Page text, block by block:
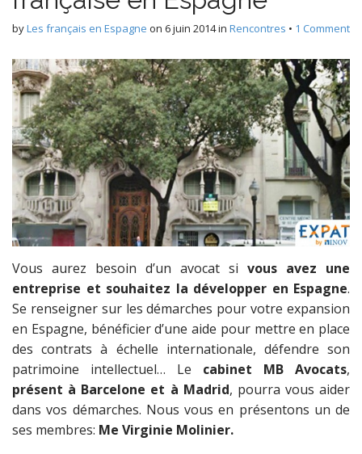
byLes français en Espagne on 6 juin 2014in Rencontres • 1 Comment
Vous aurez besoin d’un avocat si vous avez une
entreprise et souhaitez la développer en Espagne.
Se renseigner sur les démarches pour votre expansion
en Espagne, bénéficier d’une aide pour mettre en place
des contrats à échelle internationale, défendre son
patrimoine intellectuel… Le cabinet MB Avocats,
présent à Barcelone et à Madrid, pourra vous aider
dans vos démarches. Nous vous en présentons un de
ses membres: Me Virginie Molinier.